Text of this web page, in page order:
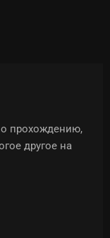
прохождению,
другое на